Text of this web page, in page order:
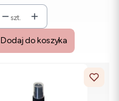
szt.
Dodaj do koszyka